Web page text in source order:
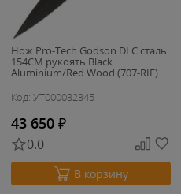
Нож Pro-Tech Godson DLC сталь
154CM рукоять Black
Aluminium/Red Wood (707-RIE)
Код: УТ000032345
43 650 ₽
0.0
В корзину